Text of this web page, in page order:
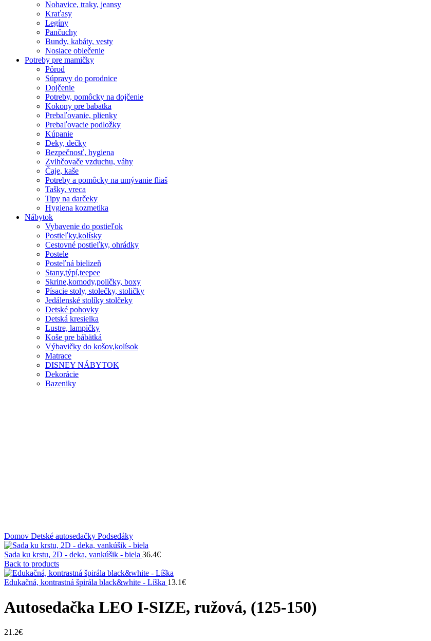
Nohavice, traky, jeansy
Kraťasy
Legíny
Pančuchy
Bundy, kabáty, vesty
Nosiace oblečenie
Potreby pre mamičky
Pôrod
Súpravy do porodnice
Dojčenie
Potreby, pomôcky na dojčenie
Kokony pre babatka
Prebaľovanie, plienky
Prebaľovacie podložky
Kúpanie
Deky, dečky
Bezpečnosť, hygiena
Zvlhčovače vzduchu, váhy
Čaje, kaše
Potreby a pomôcky na umývanie fliaš
Tašky, vreca
Tipy na darčeky
Hygiena kozmetika
Nábytok
Vybavenie do postieľok
Postieľky,kolísky
Cestovné postieľky, ohrádky
Postele
Posteľná bielizeň
Stany,týpí,teepee
Skrine,komody,poličky, boxy
Písacie stoly, stolečky, stoličky
Jedálenské stolíky stolčeky
Detské pohovky
Detská kresielka
Lustre, lampičky
Koše pre bábätká
Výbavičky do košov,kolísok
Matrace
DISNEY NÁBYTOK
Dekorácie
Bazeniky
Domov Detské autosedačky Podsedáky
Sada ku krstu, 2D - deka, vankúšik - biela 36.4€
Back to products
Edukačná, kontrastná špirála black&white - Líška 13.1€
Autosedačka LEO I-SIZE, ružová, (125-150)
21.2€